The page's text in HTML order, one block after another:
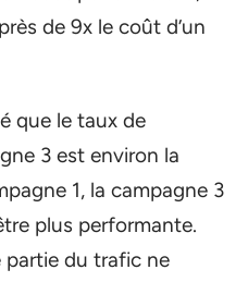
de 9x le coût d’un
que le taux de
3 est environ la
1, la campagne 3
plus performante.
partie du trafic ne